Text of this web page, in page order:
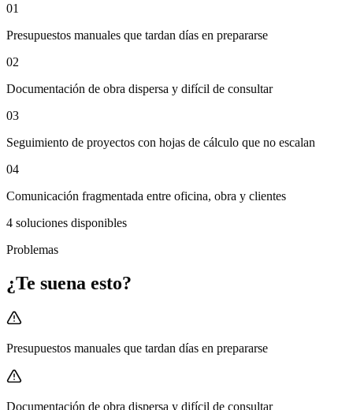
01
Presupuestos manuales que tardan días en prepararse
02
Documentación de obra dispersa y difícil de consultar
03
Seguimiento de proyectos con hojas de cálculo que no escalan
04
Comunicación fragmentada entre oficina, obra y clientes
4 soluciones disponibles
Problemas
¿Te suena esto?
Presupuestos manuales que tardan días en prepararse
Documentación de obra dispersa y difícil de consultar